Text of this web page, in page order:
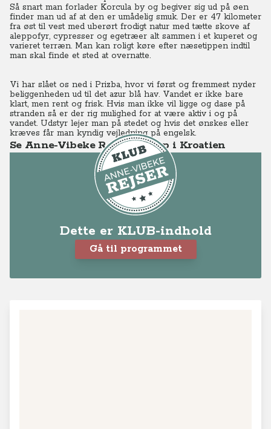
Så snart man forlader Korcula by og begiver sig ud på øen
finder man ud af at den er umådelig smuk. Der er 47 kilometer
fra øst til vest med uberørt frodigt natur med tætte skove af
aleppofyr, cypresser og egetræer alt sammen i et kuperet og
varieret terræn. Man kan roligt køre efter næsetippen indtil
man skal finde et sted at overnatte.
Vi har slået os ned i Prizba, hvor vi først og fremmest nyder
beliggenheden ud til det azur blå hav. Vandet er ikke bare
klart, men rent og frisk. Hvis man ikke vil ligge og dase på
stranden så er der rig mulighed for at være aktiv i og på
vandet. Udstyr lejer man på stedet og hvis det ønskes eller
kræves får man kyndig vejledning på engelsk.
Se Anne-Vibeke Rejser - Øhop i Kroatien
Dette er KLUB-indhold
Gå til programmet